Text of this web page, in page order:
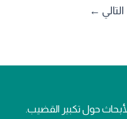
التالي ←
حول تكبير القضيب.